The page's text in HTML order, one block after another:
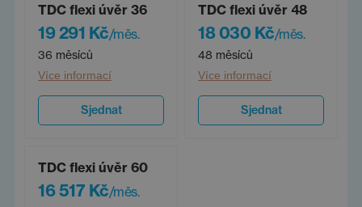
TDC flexi úvěr 36
19 291 Kč/měs.
36 měsíců
Více informací
Sjednat
TDC flexi úvěr 48
18 030 Kč/měs.
48 měsíců
Více informací
Sjednat
TDC flexi úvěr 60
16 517 Kč/měs.